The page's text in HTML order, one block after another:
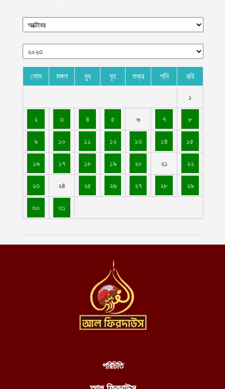
আহত ৭
আগস্ট ৬, ২০২৬
ডান হাতে ভাত খেতে খেতে বাম হাতে নিচ্ছে ঘুষ! ঠাকুরগাঁও জেলা রেজিস্ট্রার
অফিসের কর্মকর্তার ভিডিও ভাইরাল
লালমনিরহাটে তিস্তা নদীর পানি বিপৎসীমার ওপরে, ভয়াবহ বন্যার শঙ্কা
আগস্ট ৫, ২০২৬
আশ-শাবাবের নিয়ন্ত্রণে কেন্দ্রীয় হিরান রাজ্যের ৩ শহর: নিহত মোগাদিশু
বাহিনীর ১৫৮ শত্রু সৈন্য
অজ্ঞাত ক্ষেপণাস্ত্রসদৃশ বস্তুর হামলায় লোহিত সাগরে ডুবে গেল ভারতীয়
ঢাকেশ্বরী মন্দিরে সমকামী বিয়ের ঘটনায় জড়িতদের শাস্তি দাবিতে ১২৩০
ইমারাতে ইসলামিয়ার পারওয়ানে ব্যারাইট খনি উত্তোলনে পাঁচ বছরের চুক্তি,
জবিতে বিভিন্ন দাবি সংবলিত প্ল্যাকার্ড প্রদর্শনের সময় ছাত্রদলের হামলা,
সোম মঙ্গল বুধ বৃহ শুক্র শনি রবি
১
২ ৩ ৪ ৫ ৬ ৭ ৮
৯ ১০ ১১ ১২ ১৩ ১৪ ১৫
১৬ ১৭ ১৮ ১৯ ২০ ২১ ২২
২৩ ২৪ ২৫ ২৬ ২৭ ২৮ ২৯
৩০ ৩১
পরিচিতি